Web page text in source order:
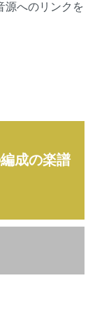
源へのリンクを
成の楽譜